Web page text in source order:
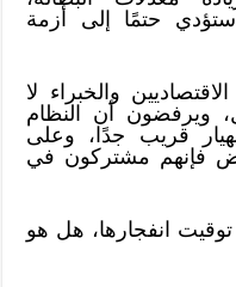
ستؤدي حتمًا إلى أزمة
والخبراء لا
ويرفضون أن النظام
قريب جدًا، وعلى
فإنهم مشتركون في
انفجارها، هل هو